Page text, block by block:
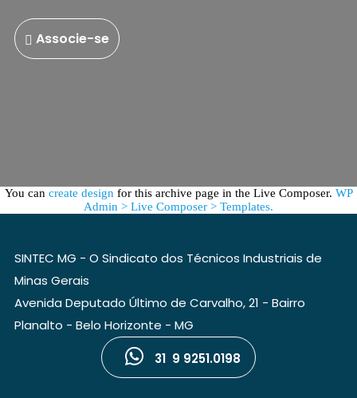
Associe-se
You can create design for this archive page in the Live Composer. WP
Admin > Live Composer > Templates.
SINTEC MG - O Sindicato dos Técnicos Industriais de
Minas Gerais
Avenida Deputado Último de Carvalho, 21 - Bairro
Planalto - Belo Horizonte - MG
31 9 9251.0198